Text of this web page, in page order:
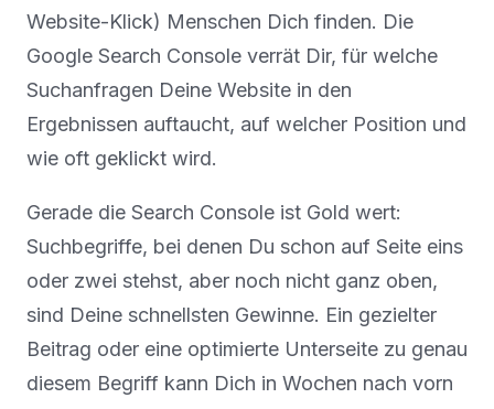
Website-Klick) Menschen Dich finden. Die
Google Search Console verrät Dir, für welche
Suchanfragen Deine Website in den
Ergebnissen auftaucht, auf welcher Position und
wie oft geklickt wird.
Gerade die Search Console ist Gold wert:
Suchbegriffe, bei denen Du schon auf Seite eins
oder zwei stehst, aber noch nicht ganz oben,
sind Deine schnellsten Gewinne. Ein gezielter
Beitrag oder eine optimierte Unterseite zu genau
diesem Begriff kann Dich in Wochen nach vorn